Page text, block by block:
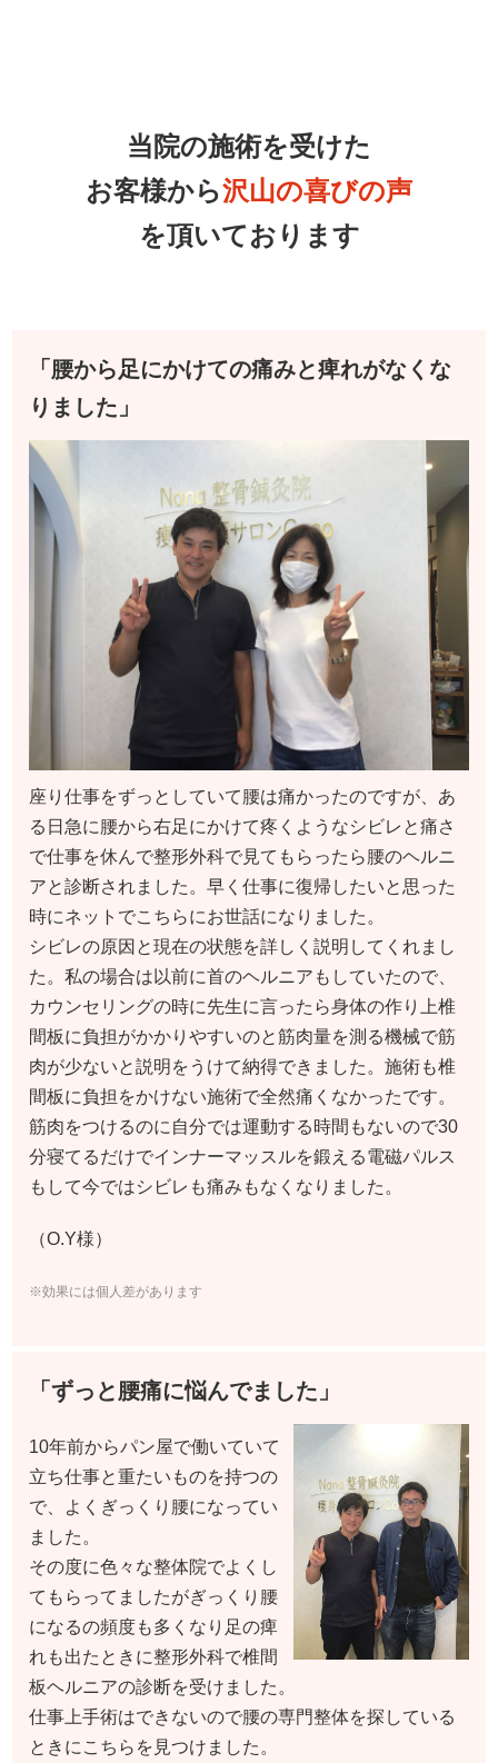
当院の施術を受けた
お客様から沢山の喜びの声
を頂いております
「腰から足にかけての痛みと痺れがなくな
りました」
座り仕事をずっとしていて腰は痛かったのですが、あ
る日急に腰から右足にかけて疼くようなシビレと痛さ
で仕事を休んで整形外科で見てもらったら腰のヘルニ
アと診断されました。早く仕事に復帰したいと思った
時にネットでこちらにお世話になりました。
シビレの原因と現在の状態を詳しく説明してくれまし
た。私の場合は以前に首のヘルニアもしていたので、
カウンセリングの時に先生に言ったら身体の作り上椎
間板に負担がかかりやすいのと筋肉量を測る機械で筋
肉が少ないと説明をうけて納得できました。施術も椎
間板に負担をかけない施術で全然痛くなかったです。
筋肉をつけるのに自分では運動する時間もないので30
分寝てるだけでインナーマッスルを鍛える電磁パルス
もして今ではシビレも痛みもなくなりました。
（O.Y様）
※効果には個人差があります
「ずっと腰痛に悩んでました」
10年前からパン屋で働いていて
立ち仕事と重たいものを持つの
で、よくぎっくり腰になってい
ました。
その度に色々な整体院でよくし
てもらってましたがぎっくり腰
になるの頻度も多くなり足の痺
れも出たときに整形外科で椎間
板ヘルニアの診断を受けました。
仕事上手術はできないので腰の専門整体を探している
ときにこちらを見つけました。